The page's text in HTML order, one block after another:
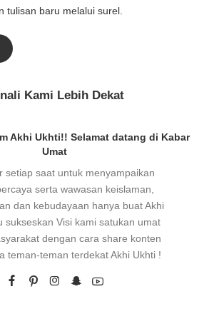
tulisan baru melalui surel.
Kami Lebih Dekat
Akhi Ukhti!! Selamat datang di Kabar
Umat
setiap saat untuk menyampaikan
serta wawasan keislaman,
dan kebudayaan hanya buat Akhi
sukseskan Visi kami satukan umat
dengan cara share konten
teman-teman terdekat Akhi Ukhti !